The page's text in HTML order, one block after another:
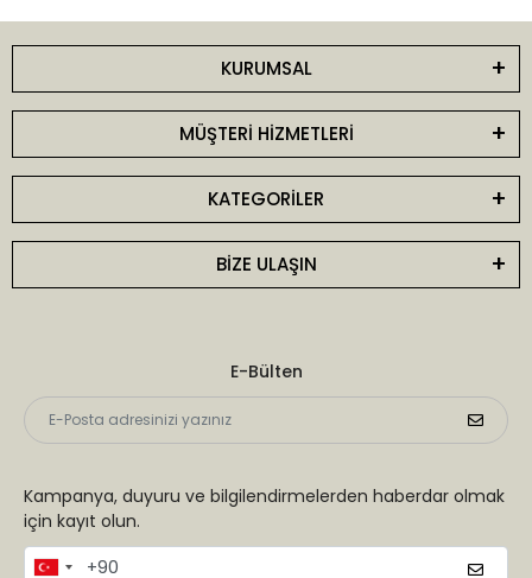
KURUMSAL
MÜŞTERİ HİZMETLERİ
KATEGORİLER
BİZE ULAŞIN
E-Bülten
Kampanya, duyuru ve bilgilendirmelerden haberdar olmak
için kayıt olun.